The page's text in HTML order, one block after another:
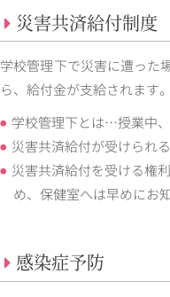
災害共済給付制度
学校管理下で災害に遭った
ら、給付金が支給されます。
学校管理下とは…授業中
災害共済給付が受けられ
災害共済給付を受ける権
め、保健室へは早めにお
感染症予防